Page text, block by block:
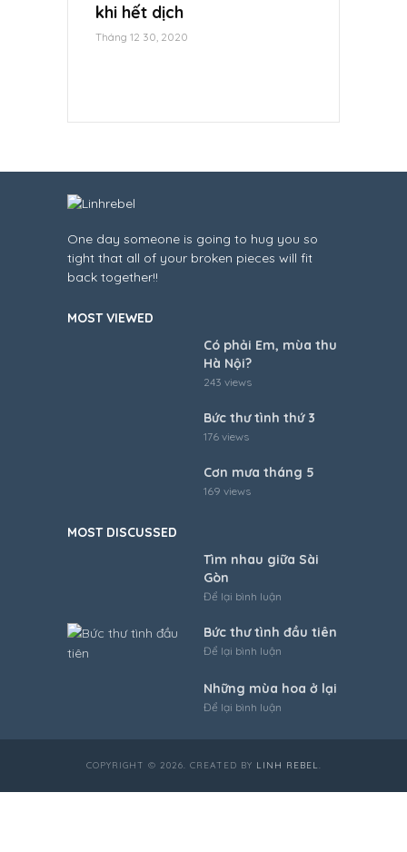
khi hết dịch
Tháng 12 30, 2020
One day someone is going to hug you so
tight that all of your broken pieces will fit
back together!!
MOST VIEWED
Có phải Em, mùa thu
Hà Nội?
243 views
Bức thư tình thứ 3
176 views
Cơn mưa tháng 5
169 views
MOST DISCUSSED
Tìm nhau giữa Sài
Gòn
Để lại bình luận
Bức thư tình đầu tiên
Để lại bình luận
Những mùa hoa ở lại
Để lại bình luận
COPYRIGHT © 2026. CREATED BY LINH REBEL.